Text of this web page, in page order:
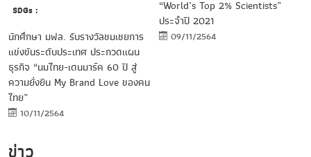
SDGs :
นักศึกษา มฟล. รับรางวัลชมเชยการ
แข่งขันระดับประเทศ ประกวดแผน
ธุรกิจ “นมไทย-เดนมาร์ค 60 ปี สู่
ความยั่งยืน My Brand Love ของคน
ไทย”
10/11/2564
“World’s Top 2% Scientists”
ประจำปี 2021
09/11/2564